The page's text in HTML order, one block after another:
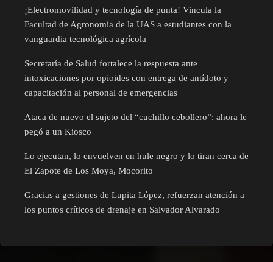
¡Electromovilidad y tecnología de punta! Vincula la
Facultad de Agronomía de la UAS a estudiantes con la
vanguardia tecnológica agrícola
Secretaría de Salud fortalece la respuesta ante
intoxicaciones por opioides con entrega de antídoto y
capacitación al personal de emergencias
Ataca de nuevo el sujeto del “cuchillo cebollero”: ahora le
pegó a un Kiosco
Lo ejecutan, lo envuelven en hule negro y lo tiran cerca de
El Zapote de Los Moya, Mocorito
Gracias a gestiones de Lupita López, refuerzan atención a
los puntos críticos de drenaje en Salvador Alvarado